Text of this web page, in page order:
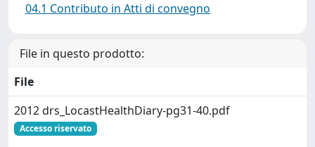
04.1 Contributo in Atti di convegno
File in questo prodotto:
File
2012 drs_LocastHealthDiary-pg31-40.pdf
Accesso riservato